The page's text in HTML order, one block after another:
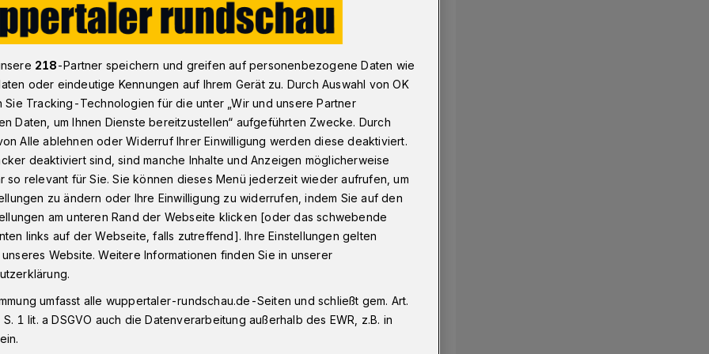
kein Halt in Wuppertal
kein Halt in
Linie 48 kommt es vom 8.
zu erheblichen Einschränkungen,
Stadtgebiet auswirken.
218-Partner speichern und greifen auf personenbezogene Daten wie
oder eindeutige Kennungen auf Ihrem Gerät zu. Durch Auswahl von OK
Sie Tracking-Technologien für die unter „Wir und unsere Partner
Daten, um Ihnen Dienste bereitzustellen“ aufgeführten Zwecke. Durch
Alle ablehnen oder Widerruf Ihrer Einwilligung werden diese deaktiviert.
deaktiviert sind, sind manche Inhalte und Anzeigen möglicherweise
so relevant für Sie. Sie können dieses Menü jederzeit wieder aufrufen, um
zu ändern oder Ihre Einwilligung zu widerrufen, indem Sie auf den
am unteren Rand der Webseite klicken [oder das schwebende
links auf der Webseite, falls zutreffend]. Ihre Einstellungen gelten
Website. Weitere Informationen finden Sie in unserer
umfasst alle wuppertaler-rundschau.de-Seiten und schließt gem. Art.
1 lit. a DSGVO auch die Datenverarbeitung außerhalb des EWR, z.B. in